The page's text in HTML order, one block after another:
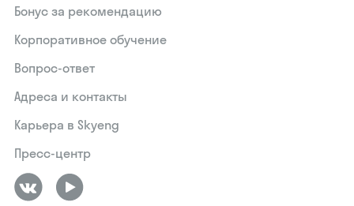
Бонус за рекомендацию
Корпоративное обучение
Вопрос-ответ
Адреса и контакты
Карьера в Skyeng
Пресс-центр